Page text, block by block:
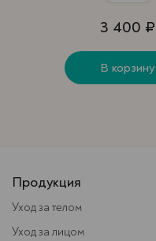
3 400 ₽
В корзину
Продукция
Уход за телом
Уход за лицом